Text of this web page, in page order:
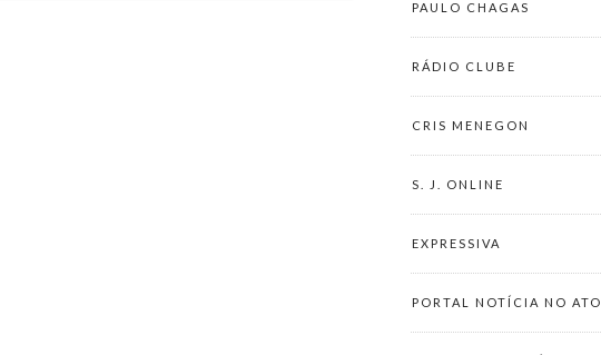
PAULO CHAGAS
RÁDIO CLUBE
CRIS MENEGON
S. J. ONLINE
EXPRESSIVA
PORTAL NOTÍCIA NO ATO